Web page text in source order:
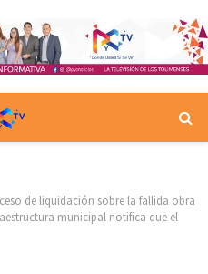
de liquidación sobre la fallida obra
municipal notifica que el